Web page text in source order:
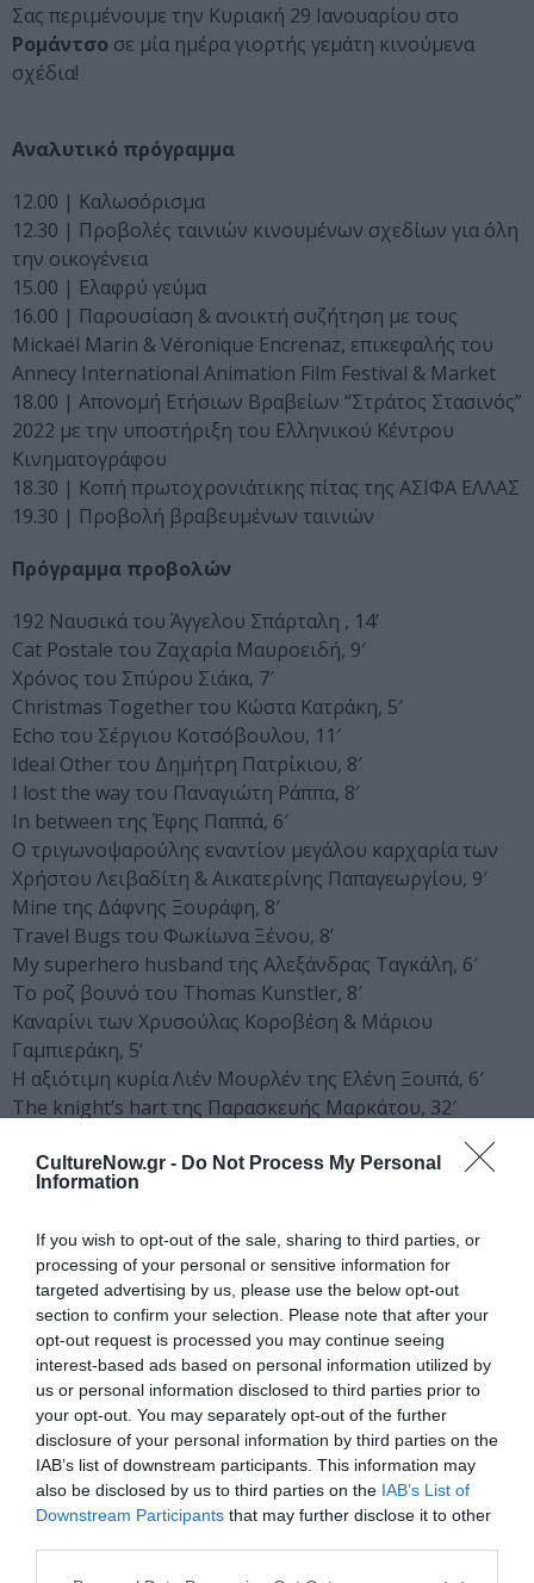
CultureNow.gr - Do Not Process My Personal
Information
If you wish to opt-out of the sale, sharing to third parties, or
processing of your personal or sensitive information for
targeted advertising by us, please use the below opt-out
section to confirm your selection. Please note that after your
opt-out request is processed you may continue seeing
interest-based ads based on personal information utilized by
us or personal information disclosed to third parties prior to
your opt-out. You may separately opt-out of the further
disclosure of your personal information by third parties on the
IAB’s list of downstream participants. This information may
also be disclosed by us to third parties on the IAB’s List of
Downstream Participants that may further disclose it to other
Σας περιμένουμε την Κυριακή 29 Ιανουαρίου στο
Ρομάντσο σε μία ημέρα γιορτής γεμάτη κινούμενα
σχέδια!
Αναλυτικό πρόγραμμα
12.00 | Καλωσόρισμα
12.30 | Προβολές ταινιών κινουμένων σχεδίων για όλη
την οικογένεια
15.00 | Ελαφρύ γεύμα
16.00 | Παρουσίαση & ανοικτή συζήτηση με τους
Mickaël Marin & Véronique Encrenaz, επικεφαλής του
Annecy International Animation Film Festival & Market
18.00 | Απονομή Ετήσιων Βραβείων “Στράτος Στασινός”
2022 με την υποστήριξη του Ελληνικού Κέντρου
Κινηματογράφου
18.30 | Κοπή πρωτοχρονιάτικης πίτας της ΑΣΙΦΑ ΕΛΛΑΣ
19.30 | Προβολή βραβευμένων ταινιών
Πρόγραμμα προβολών
192 Ναυσικά του Άγγελου Σπάρταλη , 14’
Cat Postale του Ζαχαρία Μαυροειδή, 9′
Χρόνος του Σπύρου Σιάκα, 7′
Christmas Together του Κώστα Κατράκη, 5′
Echo του Σέργιου Κοτσόβουλου, 11′
Ideal Other του Δημήτρη Πατρίκιου, 8′
I lost the way του Παναγιώτη Ράππα, 8′
In between της Έφης Παππά, 6′
Ο τριγωνοψαρούλης εναντίον μεγάλου καρχαρία των
Χρήστου Λειβαδίτη & Αικατερίνης Παπαγεωργίου, 9′
Μine της Δάφνης Ξουράφη, 8′
Travel Bugs του Φωκίωνα Ξένου, 8’
My superhero husband της Αλεξάνδρας Ταγκάλη, 6′
Το ροζ βουνό του Thomas Kunstler, 8′
Καναρίνι των Χρυσούλας Κοροβέση & Μάριου
Γαμπιεράκη, 5’
Η αξιότιμη κυρία Λιέν Μουρλέν της Ελένη Ξουπά, 6′
The knight’s hart της Παρασκευής Μαρκάτου, 32′
Ταυτότητα Εκδήλωσης
Ημερομηνία:
29/01/2023
12.00 – 20.00
Τοποθεσία:
Ρομάντσο, Αναξαγόρα 2-4, Αθήνα
Bios Romantso
Eισιτήρια:
Είσοδος ελεύθερη